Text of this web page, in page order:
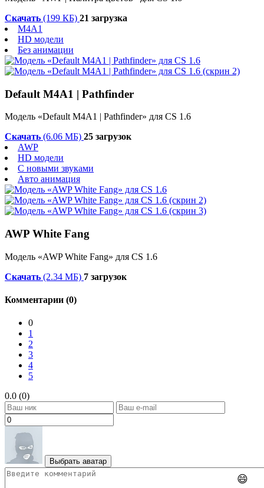
Скачать (199 КБ) 21 загрузка
M4A1
HD модели
Без анимации
Default M4A1 | Pathfinder
Модель «Default M4A1 | Pathfinder» для CS 1.6
Скачать (6.06 МБ) 25 загрузок
AWP
HD модели
С новыми звуками
Авто анимация
AWP White Fang
Модель «AWP White Fang» для CS 1.6
Скачать (2.34 МБ) 7 загрузок
Комментарии (0)
0
1
2
3
4
5
0.0 (0)
Выбрать аватар
😄